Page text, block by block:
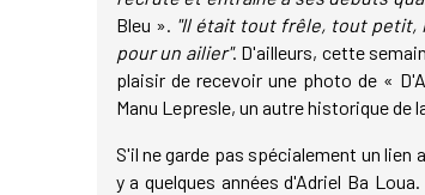
Bleu ». "Il était tout frêle, tout petit,
pour un ailier". D'ailleurs, cette
plaisir de recevoir une photo de «
Manu Lepresle, un autre historique de
S'il ne garde pas spécialement un lien
y a quelques années d'Adriel Ba Loua.